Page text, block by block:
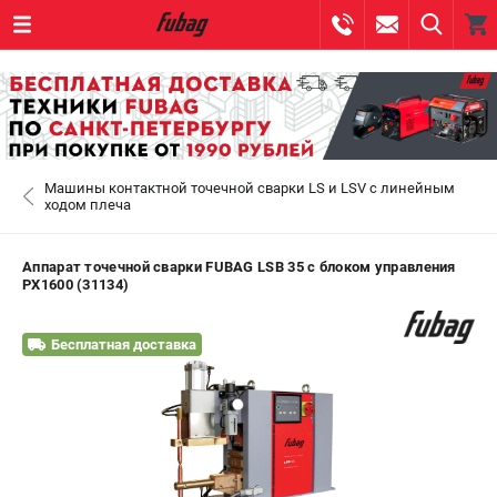
ВХОД ИЛИ РЕГИСТРАЦИЯ
+7 (812) 317-60-57 - ЗАКАЗ ИЗДЕЛИЙ
САНКТ-ПЕТЕРБУРГ
0 ₽
Машины контактной точечной сварки LS и LSV с линейным
ходом плеча
Аппарат точечной сварки FUBAG LSB 35 с блоком управления
PX1600 (31134)
Бесплатная доставка